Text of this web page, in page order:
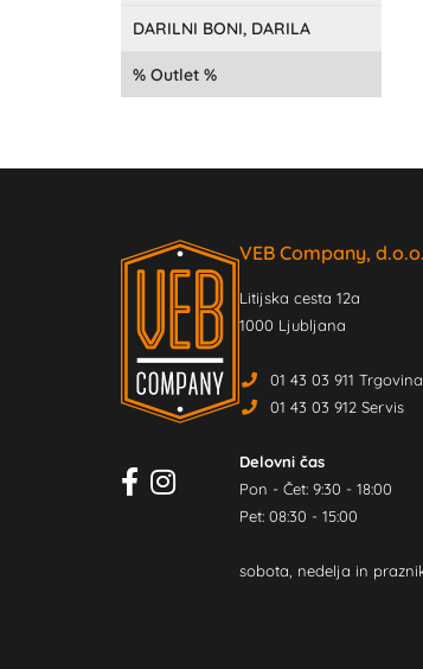
DARILNI BONI, DARILA
Outlet
VEB Company, d.o.o.
Litijska cesta 12a
1000 Ljubljana
01 43 03 911 Trgovina
01 43 03 912 Servis
Delovni čas
Pon - Čet: 9:30 - 18:00
Pet: 08:30 - 15:00
sobota, nedelja in